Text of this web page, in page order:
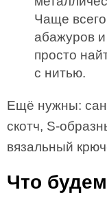
Чаще
абажуров
просто
с нитью.
Ещё нужны:
скотч, S-
вязальный
Что